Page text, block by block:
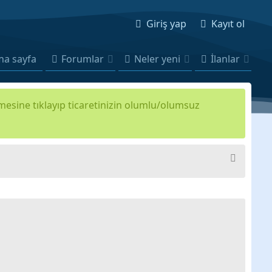
Giriş yap Kayıt ol
sayfa Forumlar Neler yeni İlanlar
tıklayıp ticaretinizin olumlu/olumsuz